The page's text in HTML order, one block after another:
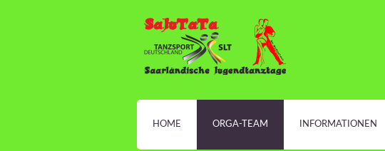
HOME ORGA-TEAM INFORMATIONEN